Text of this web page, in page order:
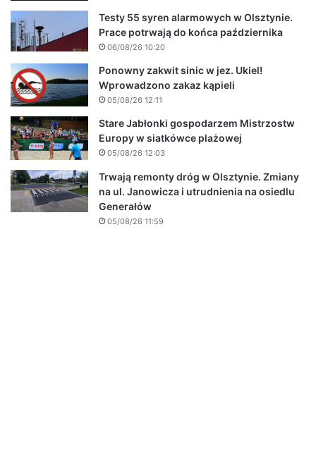
Testy 55 syren alarmowych w Olsztynie.
Prace potrwają do końca października
06/08/26 10:20
Ponowny zakwit sinic w jez. Ukiel!
Wprowadzono zakaz kąpieli
05/08/26 12:11
Stare Jabłonki gospodarzem Mistrzostw
Europy w siatkówce plażowej
05/08/26 12:03
Trwają remonty dróg w Olsztynie. Zmiany
na ul. Janowicza i utrudnienia na osiedlu
Generałów
05/08/26 11:59